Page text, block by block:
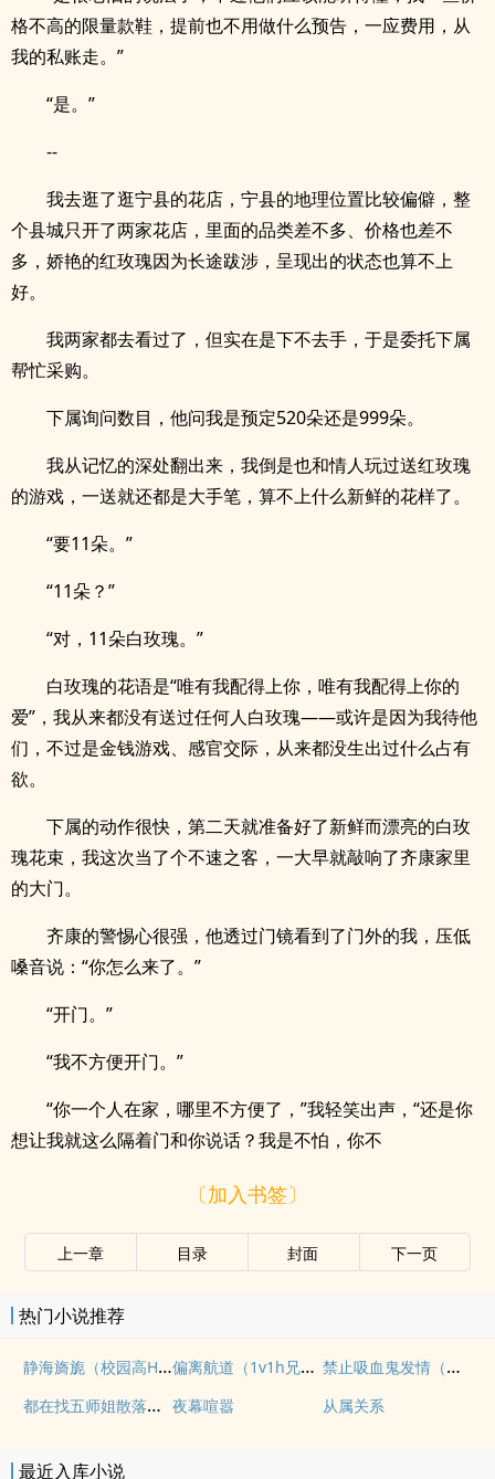
格不高的限量款鞋，提前也不用做什么预告，一应费用，从
我的私账走。”
“是。”
--
我去逛了逛宁县的花店，宁县的地理位置比较偏僻，整
个县城只开了两家花店，里面的品类差不多、价格也差不
多，娇艳的红玫瑰因为长途跋涉，呈现出的状态也算不上
好。
我两家都去看过了，但实在是下不去手，于是委托下属
帮忙采购。
下属询问数目，他问我是预定520朵还是999朵。
我从记忆的深处翻出来，我倒是也和情人玩过送红玫瑰
的游戏，一送就还都是大手笔，算不上什么新鲜的花样了。
“要11朵。”
“11朵？”
“对，11朵白玫瑰。”
白玫瑰的花语是“唯有我配得上你，唯有我配得上你的
爱”，我从来都没有送过任何人白玫瑰——或许是因为我待他
们，不过是金钱游戏、感官交际，从来都没生出过什么占有
欲。
下属的动作很快，第二天就准备好了新鲜而漂亮的白玫
瑰花束，我这次当了个不速之客，一大早就敲响了齐康家里
的大门。
齐康的警惕心很强，他透过门镜看到了门外的我，压低
嗓音说：“你怎么来了。”
“开门。”
“我不方便开门。”
“你一个人在家，哪里不方便了，”我轻笑出声，“还是你
想让我就这么隔着门和你说话？我是不怕，你不
〔加入书签〕
上一章 目录 封面 下一页
热门小说推荐
静海旖旎（校园高H） 偏离航道（1v1h兄妹骨科bg）
禁止吸血鬼发情（姐狗高H 1v1）
都在找五师姐散落的法宝 夜幕喧嚣 从属关系
最近入库小说